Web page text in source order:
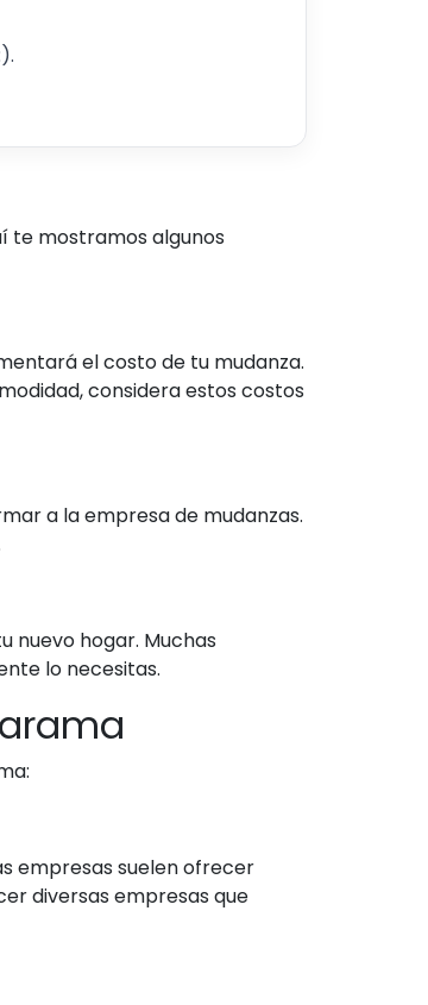
te mostramos algunos
el costo de tu mudanza.
considera estos costos
a la empresa de mudanzas.
nuevo hogar. Muchas
lo necesitas.
empresas suelen ofrecer
diversas empresas que